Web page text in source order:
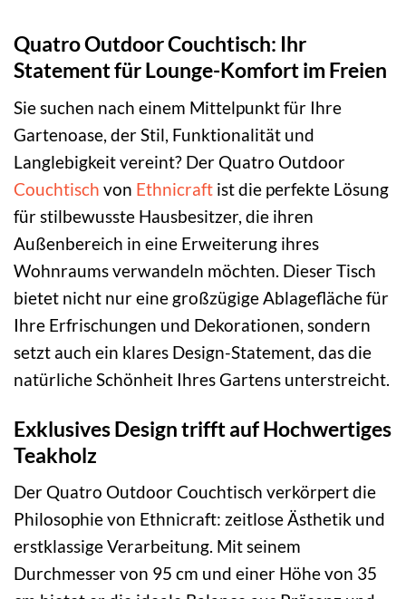
Quatro Outdoor Couchtisch: Ihr
Statement für Lounge-Komfort im Freien
Sie suchen nach einem Mittelpunkt für Ihre
Gartenoase, der Stil, Funktionalität und
Langlebigkeit vereint? Der Quatro Outdoor
Couchtisch von Ethnicraft ist die perfekte Lösung
für stilbewusste Hausbesitzer, die ihren
Außenbereich in eine Erweiterung ihres
Wohnraums verwandeln möchten. Dieser Tisch
bietet nicht nur eine großzügige Ablagefläche für
Ihre Erfrischungen und Dekorationen, sondern
setzt auch ein klares Design-Statement, das die
natürliche Schönheit Ihres Gartens unterstreicht.
Exklusives Design trifft auf Hochwertiges
Teakholz
Der Quatro Outdoor Couchtisch verkörpert die
Philosophie von Ethnicraft: zeitlose Ästhetik und
erstklassige Verarbeitung. Mit seinem
Durchmesser von 95 cm und einer Höhe von 35